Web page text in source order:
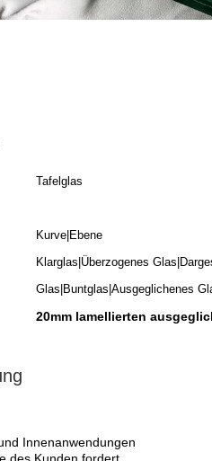
Tafelglas
Kurve|Ebene
Klarglas|Überzogenes
Glas|Buntglas|Ausgeglichenes
20mm lamellierten
Innenanwendungen